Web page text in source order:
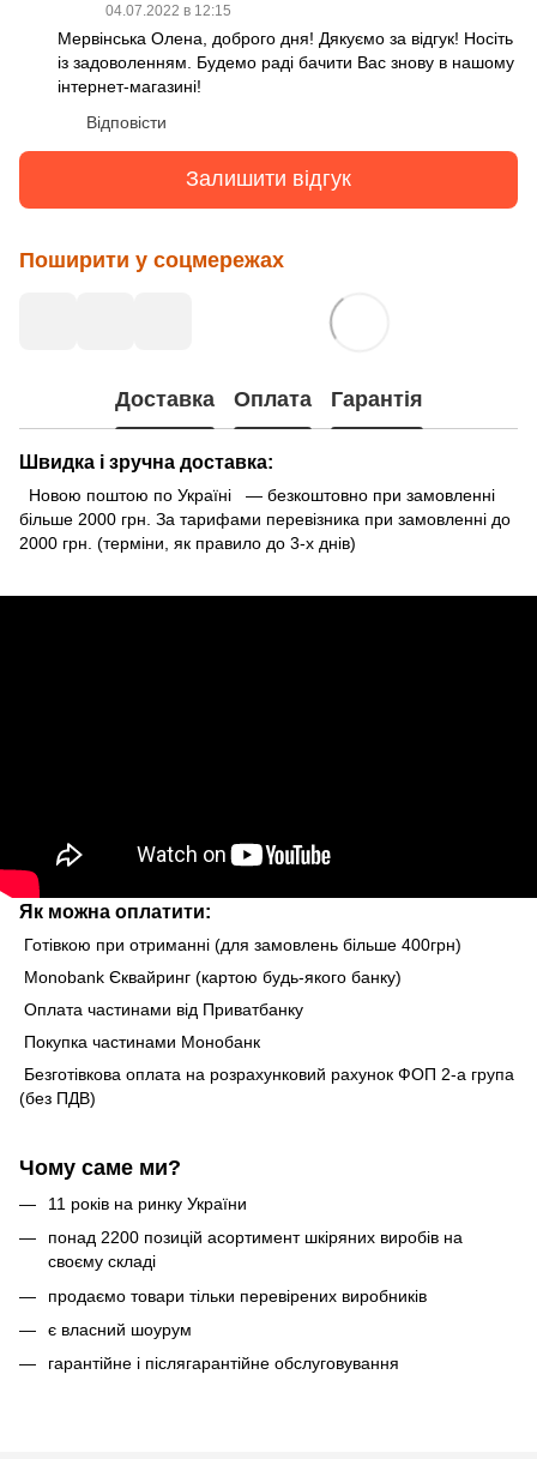
04.07.2022 в 12:15
Мервінська Олена, доброго дня! Дякуємо за відгук! Носіть
із задоволенням. Будемо раді бачити Вас знову в нашому
інтернет-магазині!
Відповісти
Залишити відгук
Поширити у соцмережах
Доставка Оплата Гарантія
Швидка і зручна доставка:
Новою поштою по Україні — безкоштовно при замовленні
більше 2000 грн. За тарифами перевізника при замовленні до
2000 грн. (терміни, як правило до 3-х днів)
Як можна оплатити:
Готівкою при отриманні (для замовлень більше 400грн)
Monobank Єквайринг (картою будь-якого банку)
Оплата частинами від Приватбанку
Покупка частинами Монобанк
Безготівкова оплата на розрахунковий рахунок ФОП 2-а група
(без ПДВ)
Чому саме ми?
11 років на ринку України
понад 2200 позицій асортимент шкіряних виробів на
своєму складі
продаємо товари тільки перевірених виробників
є власний шоурум
гарантійне і післягарантійне обслуговування